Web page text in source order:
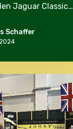
Jaguar Classic…
Schaffer